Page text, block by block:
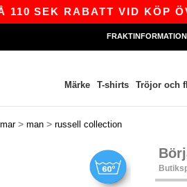
RABATT VID KÖP ÖVER
FRAKTINFORMATION
Märke T-shirts Tröjor och
> man > russell collection